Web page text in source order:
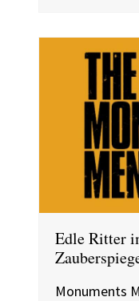
Edle Ritter
Monuments